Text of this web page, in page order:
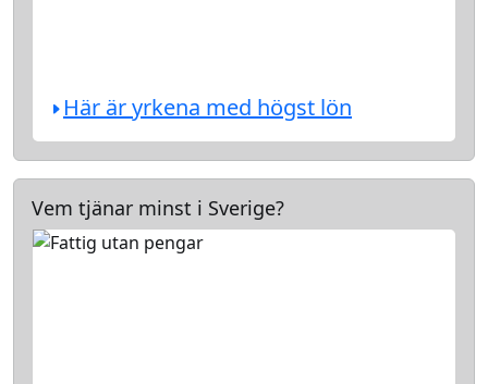
Här är yrkena med högst lön
Vem tjänar minst i Sverige?